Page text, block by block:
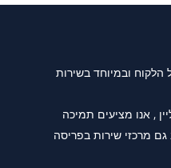
ובמיוחד בשירות
, אנו מציעים תמיכה
מרכזי שירות בפריסה